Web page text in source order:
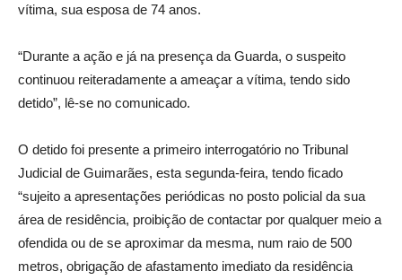
vítima, sua esposa de 74 anos.
“Durante a ação e já na presença da Guarda, o suspeito
continuou reiteradamente a ameaçar a vítima, tendo sido
detido”, lê-se no comunicado.
O detido foi presente a primeiro interrogatório no Tribunal
Judicial de Guimarães, esta segunda-feira, tendo ficado
“sujeito a apresentações periódicas no posto policial da sua
área de residência, proibição de contactar por qualquer meio a
ofendida ou de se aproximar da mesma, num raio de 500
metros, obrigação de afastamento imediato da residência